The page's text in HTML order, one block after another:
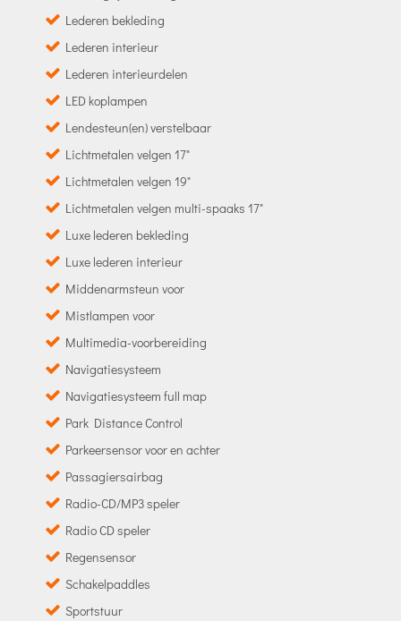
Lederen bekleding
Lederen interieur
Lederen interieurdelen
LED koplampen
Lendesteun(en) verstelbaar
Lichtmetalen velgen 17"
Lichtmetalen velgen 19"
Lichtmetalen velgen multi-spaaks 17"
Luxe lederen bekleding
Luxe lederen interieur
Middenarmsteun voor
Mistlampen voor
Multimedia-voorbereiding
Navigatiesysteem
Navigatiesysteem full map
Park Distance Control
Parkeersensor voor en achter
Passagiersairbag
Radio-CD/MP3 speler
Radio CD speler
Regensensor
Schakelpaddles
Sportstuur